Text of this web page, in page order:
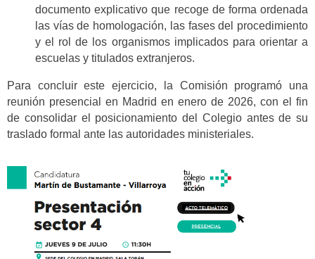
documento explicativo que recoge de forma ordenada
las vías de homologación, las fases del procedimiento
y el rol de los organismos implicados para orientar a
escuelas y titulados extranjeros.
Para concluir este ejercicio, la Comisión programó una
reunión presencial en Madrid en enero de 2026, con el fin
de consolidar el posicionamiento del Colegio antes de su
traslado formal ante las autoridades ministeriales.